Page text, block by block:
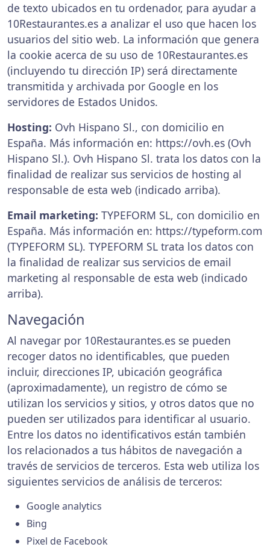
de texto ubicados en tu ordenador, para ayudar a
10Restaurantes.es a analizar el uso que hacen los
usuarios del sitio web. La información que genera
la cookie acerca de su uso de 10Restaurantes.es
(incluyendo tu dirección IP) será directamente
transmitida y archivada por Google en los
servidores de Estados Unidos.
Hosting: Ovh Hispano Sl., con domicilio en
España. Más información en: https://ovh.es (Ovh
Hispano Sl.). Ovh Hispano Sl. trata los datos con la
finalidad de realizar sus servicios de hosting al
responsable de esta web (indicado arriba).
Email marketing: TYPEFORM SL, con domicilio en
España. Más información en: https://typeform.com
(TYPEFORM SL). TYPEFORM SL trata los datos con
la finalidad de realizar sus servicios de email
marketing al responsable de esta web (indicado
arriba).
Navegación
Al navegar por 10Restaurantes.es se pueden
recoger datos no identificables, que pueden
incluir, direcciones IP, ubicación geográfica
(aproximadamente), un registro de cómo se
utilizan los servicios y sitios, y otros datos que no
pueden ser utilizados para identificar al usuario.
Entre los datos no identificativos están también
los relacionados a tus hábitos de navegación a
través de servicios de terceros. Esta web utiliza los
siguientes servicios de análisis de terceros:
Google analytics
Bing
Pixel de Facebook